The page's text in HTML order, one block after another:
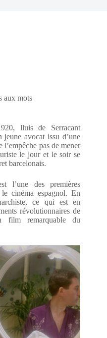
aux mots
lluis de Serracant
jeune avocat issu d’une
pas de mener
le jour et le soir se
barcelonais.
l’une des premières
cinéma espagnol. En
ce qui est en
révolutionnaires de
film remarquable du